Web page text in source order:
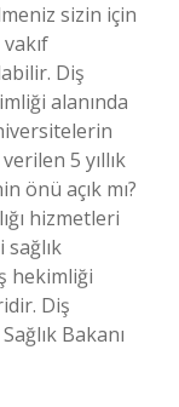
sizin için
Diş
alanında
5 yıllık
önü açık mı?
hizmetleri
hekimliği
Diş
Bakanı